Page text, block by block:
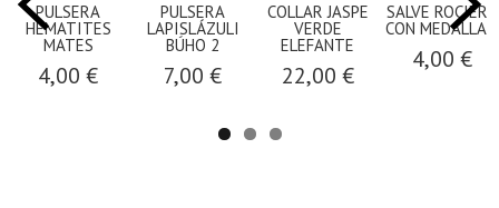
PULSERA
HEMATITES
MATES
4,00 €
PULSERA
LAPISLÁZULI
BÚHO 2
7,00 €
COLLAR JASPE
VERDE
ELEFANTE
22,00 €
SALVE ROCIERA
CON MEDALLA 3
4,00 €